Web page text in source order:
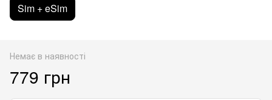
Sim + eSim
Немає в наявності
779 грн